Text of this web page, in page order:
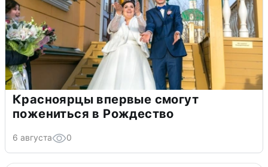
Красноярцы впервые смогут
пожениться в Рождество
6 августа 0